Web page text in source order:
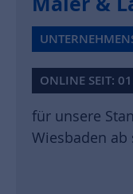
ONLINE SEIT:
für unsere
Wiesbaden